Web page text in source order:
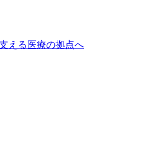
える医療の拠点へ